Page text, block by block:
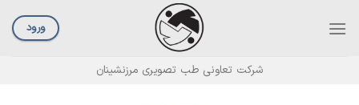
ورود
شرکت تعاونی طب تصویری مرزنشینان